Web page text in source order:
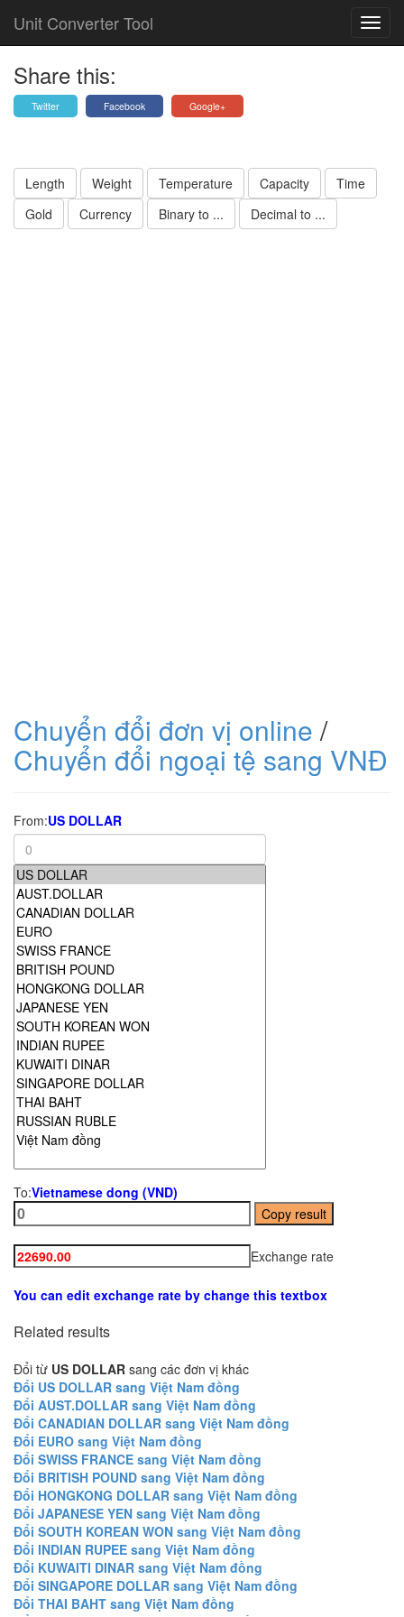
Unit Converter Tool
Share this:
Twitter Facebook Google+
Length Weight Temperature Capacity
Time
Gold
Currency Binary to ... Decimal to ...
Chuyển đổi đơn vị online /
Chuyển đổi ngoại tệ sang VNĐ
From:US DOLLAR
To:Vietnamese dong (VND)
Copy result
Exchange rate
You can edit exchange rate by change this textbox
Related results
Đổi từ US DOLLAR sang các đơn vị khác
Đổi US DOLLAR sang Việt Nam đồng
Đổi AUST.DOLLAR sang Việt Nam đồng
Đổi CANADIAN DOLLAR sang Việt Nam đồng
Đổi EURO sang Việt Nam đồng
Đổi SWISS FRANCE sang Việt Nam đồng
Đổi BRITISH POUND sang Việt Nam đồng
Đổi HONGKONG DOLLAR sang Việt Nam đồng
Đổi JAPANESE YEN sang Việt Nam đồng
Đổi SOUTH KOREAN WON sang Việt Nam đồng
Đổi INDIAN RUPEE sang Việt Nam đồng
Đổi KUWAITI DINAR sang Việt Nam đồng
Đổi SINGAPORE DOLLAR sang Việt Nam đồng
Đổi THAI BAHT sang Việt Nam đồng